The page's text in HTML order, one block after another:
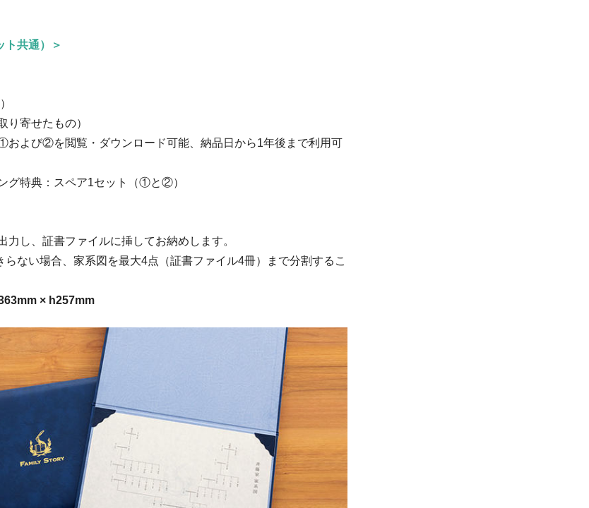
ト共通）＞
寄せたもの）
よび②を閲覧・ダウンロード可能、納品日から1年後まで利用可
グ特典：スペア1セット（①と②）
力し、証書ファイルに挿してお納めします。
らない場合、家系図を最大4点（証書ファイル4冊）まで分割するこ
× h257mm